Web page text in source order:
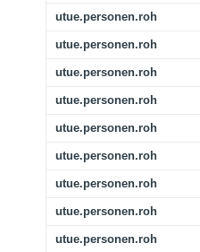
utue.personen.roh
utue.personen.roh
utue.personen.roh
utue.personen.roh
utue.personen.roh
utue.personen.roh
utue.personen.roh
utue.personen.roh
utue.personen.roh